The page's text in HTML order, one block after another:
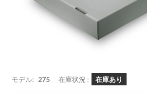
モデル: 275 在庫状況 : 在庫あり